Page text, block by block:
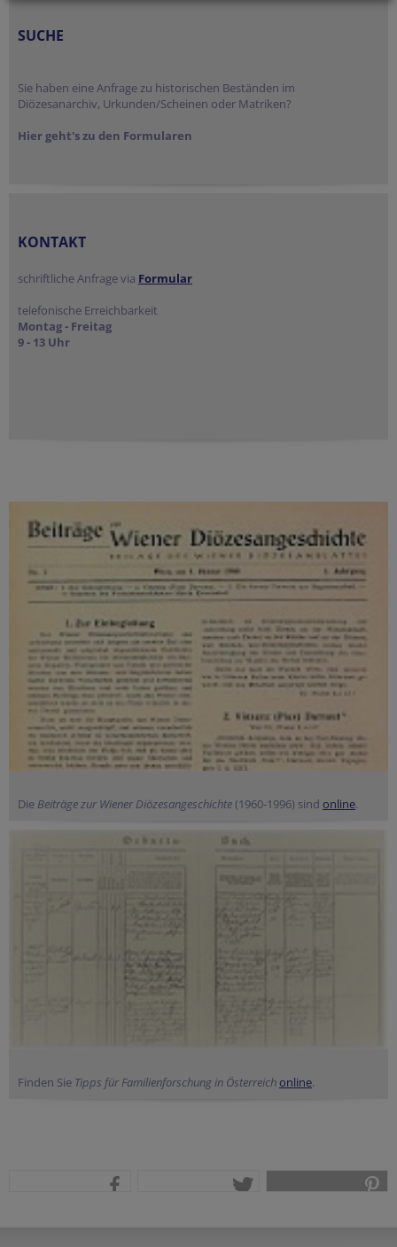
SUCHE
Sie haben eine Anfrage zu historischen Beständen im
Diözesanarchiv, Urkunden/Scheinen oder Matriken?
Hier geht's zu den Formularen
KONTAKT
schriftliche Anfrage via Formular
telefonische Erreichbarkeit
Montag - Freitag
9 - 13 Uhr
Die Beiträge zur Wiener Diözesangeschichte(1960-1996) sind online.
Finden Sie Tipps für Familienforschung in Österreichonline.